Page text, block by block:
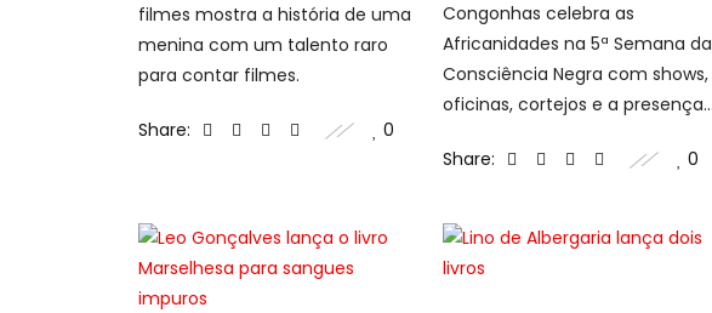
filmes mostra a história de uma
menina com um talento raro
para contar filmes.
Share: 0
Congonhas celebra as
Africanidades na 5ª Semana da
Consciência Negra com shows,
oficinas, cortejos e a presença
Share:
0